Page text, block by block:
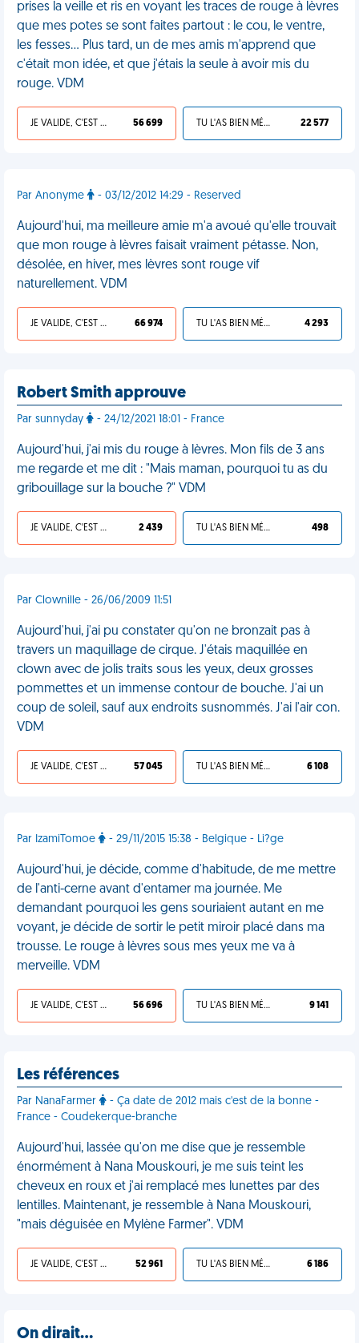
prises la veille et ris en voyant les traces de rouge à lèvres
que mes potes se sont faites partout : le cou, le ventre,
les fesses... Plus tard, un de mes amis m'apprend que
c'était mon idée, et que j'étais la seule à avoir mis du
rouge. VDM
JE VALIDE, C'EST UNE VDM 56 699 TU L'AS BIEN MÉRITÉ 22 577
Par Anonyme - 03/12/2012 14:29 - Reserved
Aujourd'hui, ma meilleure amie m'a avoué qu'elle trouvait
que mon rouge à lèvres faisait vraiment pétasse. Non,
désolée, en hiver, mes lèvres sont rouge vif
naturellement. VDM
JE VALIDE, C'EST UNE VDM 66 974 TU L'AS BIEN MÉRITÉ 4 293
Robert Smith approuve
Par sunnyday - 24/12/2021 18:01 - France
Aujourd'hui, j'ai mis du rouge à lèvres. Mon fils de 3 ans
me regarde et me dit : "Mais maman, pourquoi tu as du
gribouillage sur la bouche ?" VDM
JE VALIDE, C'EST UNE VDM 2 439 TU L'AS BIEN MÉRITÉ 498
Par Clownille - 26/06/2009 11:51
Aujourd'hui, j'ai pu constater qu'on ne bronzait pas à
travers un maquillage de cirque. J'étais maquillée en
clown avec de jolis traits sous les yeux, deux grosses
pommettes et un immense contour de bouche. J'ai un
coup de soleil, sauf aux endroits susnommés. J'ai l'air con.
VDM
JE VALIDE, C'EST UNE VDM 57 045 TU L'AS BIEN MÉRITÉ 6 108
Par IzamiTomoe - 29/11/2015 15:38 - Belgique - Li?ge
Aujourd'hui, je décide, comme d'habitude, de me mettre
de l'anti-cerne avant d'entamer ma journée. Me
demandant pourquoi les gens souriaient autant en me
voyant, je décide de sortir le petit miroir placé dans ma
trousse. Le rouge à lèvres sous mes yeux me va à
merveille. VDM
JE VALIDE, C'EST UNE VDM 56 696 TU L'AS BIEN MÉRITÉ 9 141
Les références
Par NanaFarmer
- Ça date de 2012 mais c'est de la bonne -
France - Coudekerque-branche
Aujourd'hui, lassée qu'on me dise que je ressemble
énormément à Nana Mouskouri, je me suis teint les
cheveux en roux et j'ai remplacé mes lunettes par des
lentilles. Maintenant, je ressemble à Nana Mouskouri,
"mais déguisée en Mylène Farmer". VDM
JE VALIDE, C'EST UNE VDM 52 961 TU L'AS BIEN MÉRITÉ 6 186
On dirait…